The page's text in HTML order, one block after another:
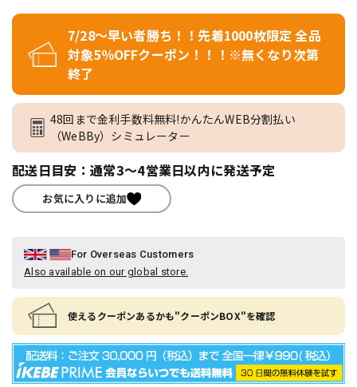
7/28～早い者勝ち！！先着1000枚限定 全品
対象5％OFFクーポン！！！※無くなり次第
終了
48回まで金利手数料無料!かんたんWEB分割払い
（WeBBy）シミュレーター
配送日目安：通常3～4営業日以内に発送予定
お気に入りに追加
For Overseas Customers
Also available on our global store.
使えるクーポンあるかも"クーポンBOX"を確認